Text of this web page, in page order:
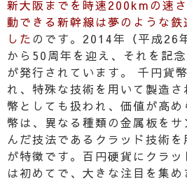
新大阪までを時速200kmの速
動できる新幹線は夢のような
した のです。2014年（平成26
から50周年を迎え、それを記
が発行されています。 千円貨
れ、特殊な技術を用いて製造
幣としても扱われ、価値が高
幣は、異なる種類の金属板を
んだ技法であるクラッド技術
が特徴です。百円硬貨にクラ
は初めてで、大きな注目を集め